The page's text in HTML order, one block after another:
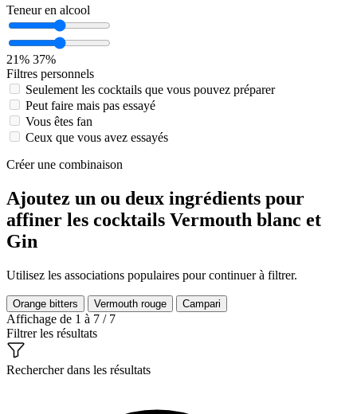
Teneur en alcool
21% 37%
Filtres personnels
Seulement les cocktails que vous pouvez préparer
Peut faire mais pas essayé
Vous êtes fan
Ceux que vous avez essayés
Créer une combinaison
Ajoutez un ou deux ingrédients pour
affiner les cocktails Vermouth blanc et
Gin
Utilisez les associations populaires pour continuer à filtrer.
Orange bitters Vermouth rouge Campari
Affichage de 1 à 7 / 7
Filtrer les résultats
Rechercher dans les résultats